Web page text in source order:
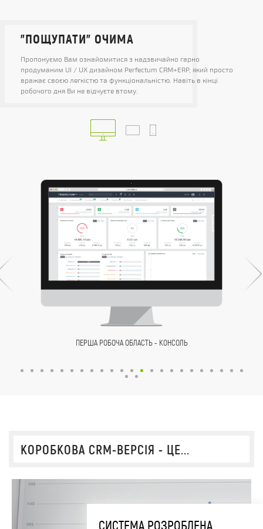
"ПОЩУПАТИ" ОЧИМА
Пропонуємо Вам ознайомитися з надзвичайно гарно
продуманим UI / UX дизайном Perfectum CRM+ERP, який просто
вражає своєю легкістю та функціональністю. Навіть в кінці
робочого дня Ви не відчуєте втому.
ПЕРША РОБОЧА ОБЛАСТЬ - КОНСОЛЬ
КОРОБКОВА CRM-ВЕРСІЯ - ЦЕ...
СИСТЕМА РОЗРОБЛЕНА